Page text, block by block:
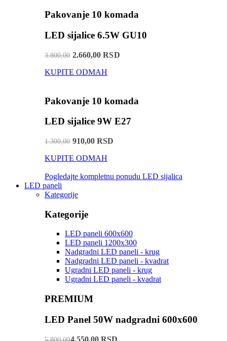
Pakovanje 10 komada
LED sijalice 6.5W GU10
3.800,002.660,00 RSD
KUPITE ODMAH
Pakovanje 10 komada
LED sijalice 9W E27
1.300,00910,00 RSD
KUPITE ODMAH
Pogledajte kompletnu ponudu LED sijalica
LED paneli
Kategorije
Kategorije
LED paneli 600x600
LED paneli 1200x300
Nadgradni LED paneli - krug
Nadgradni LED paneli - kvadrat
Ugradni LED paneli - krug
Ugradni LED paneli - kvadrat
PREMIUM
LED Panel 50W nadgradni 600x600
4.550,00 RSD